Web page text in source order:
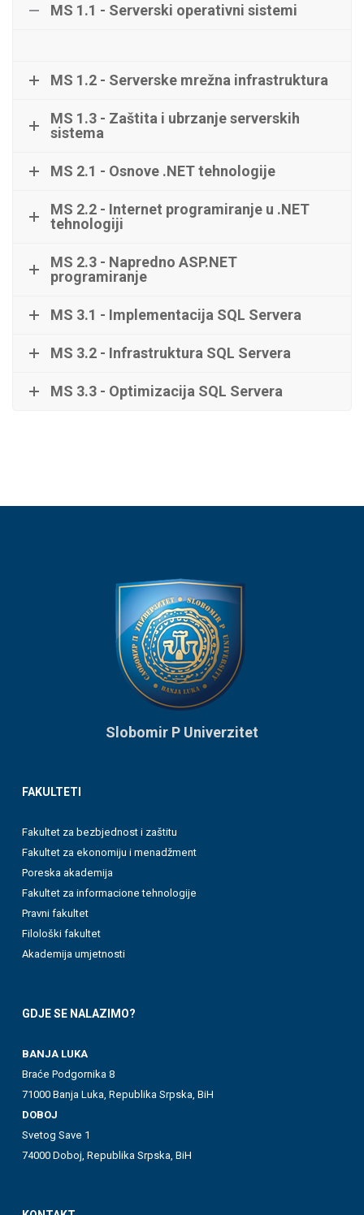
MS 1.1 - Serverski operativni sistemi
MS 1.2 - Serverske mrežna infrastruktura
MS 1.3 - Zaštita i ubrzanje serverskih
sistema
MS 2.1 - Osnove .NET tehnologije
MS 2.2 - Internet programiranje u .NET
tehnologiji
MS 2.3 - Napredno ASP.NET
programiranje
MS 3.1 - Implementacija SQL Servera
MS 3.2 - Infrastruktura SQL Servera
MS 3.3 - Optimizacija SQL Servera
Slobomir P Univerzitet
FAKULTETI
Fakultet za bezbjednost i zaštitu
Fakultet za ekonomiju i menadžment
Poreska akademija
Fakultet za informacione tehnologije
Pravni fakultet
Filološki fakultet
Akademija umjetnosti
GDJE SE NALAZIMO?
BANJA LUKA
Braće Podgornika 8
71000 Banja Luka, Republika Srpska, BiH
DOBOJ
Svetog Save 1
74000 Doboj, Republika Srpska, BiH